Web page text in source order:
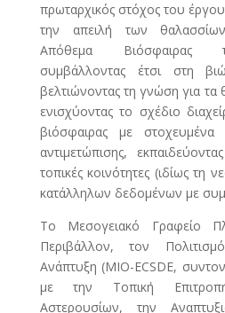
πρωταρχικός στόχος του έργου
την απειλή των
Απόθεμα Βιόσφαιρας
συμβάλλοντας έτσι στη
βελτιώνοντας τη γνώση για τα
ενισχύοντας το σχέδιο
βιόσφαιρας με
αντιμετώπισης,
τοπικές κοινότητες (ιδίως τη
κατάλληλων δεδομένων με
Το Μεσογειακό Γραφείο
Περιβάλλον, τον
Ανάπτυξη (MIO-ECSDE,
με την Τοπική
Αστερουσίων, την